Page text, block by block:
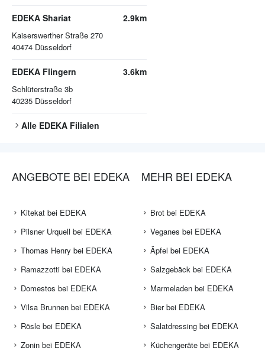
EDEKA Shariat
Kaiserswerther Straße 270
40474 Düsseldorf
2.9km
EDEKA Flingern
Schlüterstraße 3b
40235 Düsseldorf
3.6km
Alle EDEKA Filialen
ANGEBOTE BEI EDEKA
Kitekat bei EDEKA
Pilsner Urquell bei EDEKA
Thomas Henry bei EDEKA
Ramazzotti bei EDEKA
Domestos bei EDEKA
Vilsa Brunnen bei EDEKA
Rösle bei EDEKA
Zonin bei EDEKA
MEHR BEI EDEKA
Brot bei EDEKA
Veganes bei EDEKA
Äpfel bei EDEKA
Salzgebäck bei EDEKA
Marmeladen bei EDEKA
Bier bei EDEKA
Salatdressing bei EDEKA
Küchengeräte bei EDEKA